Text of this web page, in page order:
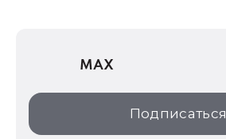
1С:Дистрибьюция
1С:Образование
ИТС.1C.ru
MAX
Подписаться